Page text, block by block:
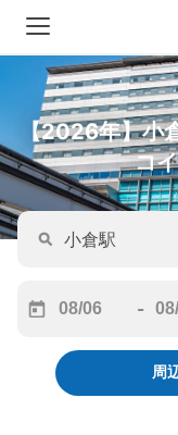
【2026年】小
コ
forward
interact
-
to
周